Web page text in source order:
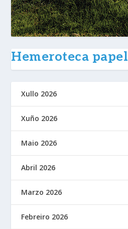
Hemeroteca papel
Xullo 2026
Xuño 2026
Maio 2026
Abril 2026
Marzo 2026
Febreiro 2026